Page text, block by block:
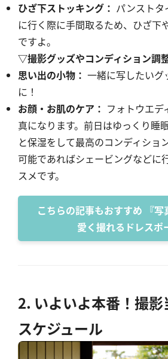
ひざ下ストッキング： パンストタ
に行く際に手間取るため、ひざ下
ですよ。
▽撮影グッズやコンディション調
思い出の小物： 一緒に写したいグ
に！
お顔・お肌のケア： フォトウエデ
真になります。前日はゆっくり睡
と保湿をして最高のコンディショ
可能であればシェービングなどに
スメです。
こちらの記事もおすすめ 『
愛く撮れるドレスポ
2. いよいよ本番！撮
スケジュール